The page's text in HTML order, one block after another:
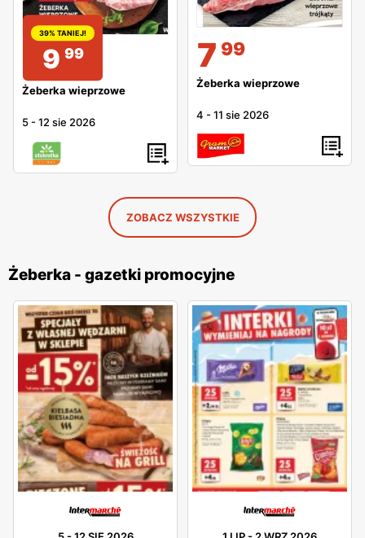
39% TANIEJ!
9 99
Żeberka wieprzowe
5 -12 sie 2026
7 99
Żeberka wieprzowe
4 -11 sie 2026
ZOBACZ WSZYSTKIE
Żeberka - gazetki promocyjne